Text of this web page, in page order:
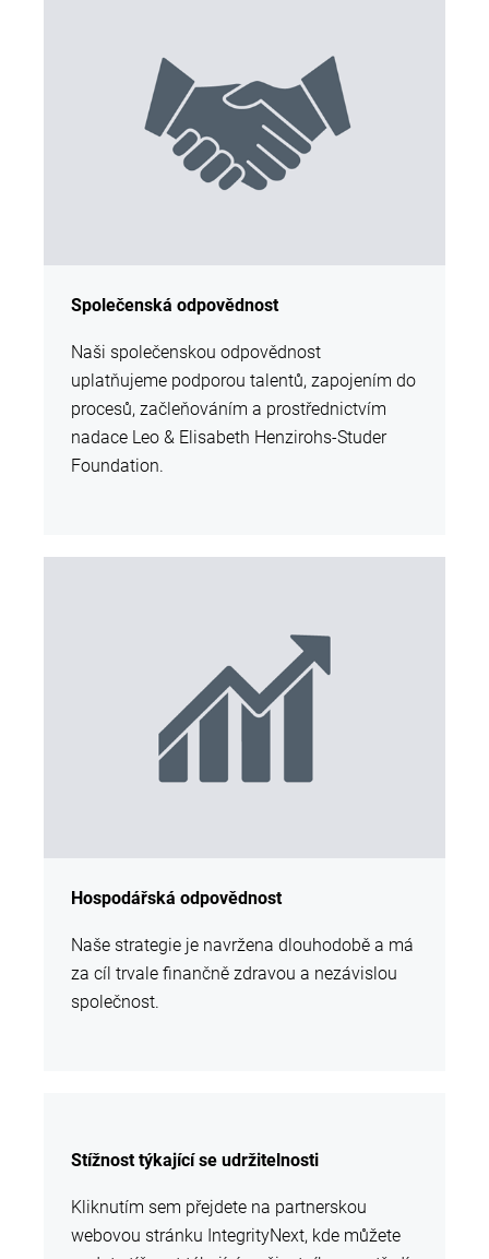
Společenská odpovědnost
Naši společenskou odpovědnost
uplatňujeme podporou talentů, zapojením do
procesů, začleňováním a prostřednictvím
nadace Leo & Elisabeth Henzirohs-Studer
Foundation.
Hospodářská odpovědnost
Naše strategie je navržena dlouhodobě a má
za cíl trvale finančně zdravou a nezávislou
společnost.
Stížnost týkající se udržitelnosti
Kliknutím sem přejdete na partnerskou
webovou stránku IntegrityNext, kde můžete